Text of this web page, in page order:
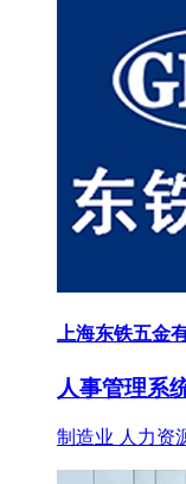
上海东铁五金
人事管理系
制造业 人力资